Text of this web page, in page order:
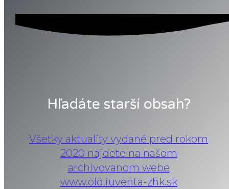
Hľadáte starší obsah?
Všetky aktuality vydané pred rokom
2020 nájdete na našom
archivovanom webe
www.old.iuventa-zhk.sk